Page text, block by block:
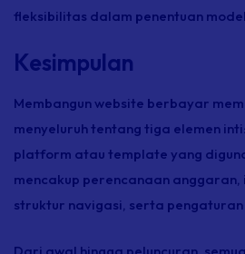
fleksibilitas dalam penentuan
Kesimpulan
Membangun website berbayar
menyeluruh tentang tiga elemen
platform atau template yang
mencakup perencanaan
struktur navigasi, serta pengaturan
Dari awal hingga peluncuran,